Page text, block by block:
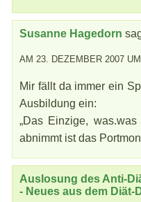
Susanne Hagedorn
AM 23. DEZEMBER 2007
Mir fällt da immer ein
Ausbildung ein:
„Das Einzige,
abnimmt ist das
Auslosung des Anti-
- Neues aus dem Diät-